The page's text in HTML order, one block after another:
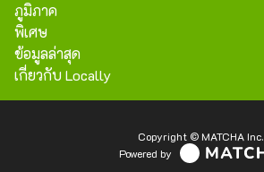
ภูมิภาค
พิเศษ
ข้อมูลล่าสุด
เกี่ยวกับ Locally
Copyright © MATCHA Inc.
Powered by